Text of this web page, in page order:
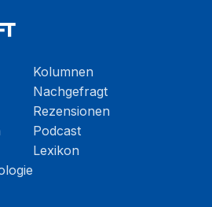
Kolumnen
Nachgefragt
Rezensionen
Podcast
Lexikon